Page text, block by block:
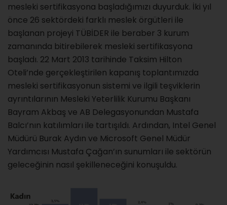
mesleki sertifikasyona başladığımızı duyurduk. İki yıl
önce 26 sektördeki farklı meslek örgütleri ile
başlanan projeyi TÜBİDER ile beraber 3 kurum
zamanında bitirebilerek mesleki sertifikasyona
başladı. 22 Mart 2013 tarihinde Taksim Hilton
Oteli’nde gerçekleştirilen kapanış toplantımızda
mesleki sertifikasyonun sistemi ve ilgili teşviklerin
ayrıntılarının Mesleki Yeterlilik Kurumu Başkanı
Bayram Akbaş ve AB Delegasyonundan Mustafa
Balcı’nın katılımları ile tartışıldı. Ardından, Intel Genel
Müdürü Burak Aydın ve Microsoft Genel Müdür
Yardımcısı Mustafa Çağan’ın sunumları ile sektörün
geleceğinin nasıl şekilleneceğini konuşuldu.